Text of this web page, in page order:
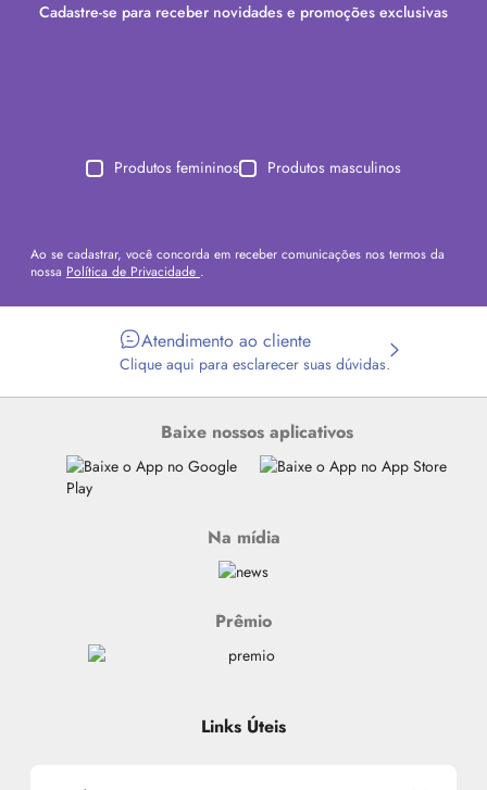
Cadastre-se para receber novidades e promoções exclusivas
Produtos femininos Produtos masculinos
Ao se cadastrar, você concorda em receber comunicações nos termos da
nossa Política de Privacidade .
Atendimento ao cliente
Clique aqui para esclarecer suas dúvidas.
Baixe nossos aplicativos
Na mídia
Prêmio
Links Úteis